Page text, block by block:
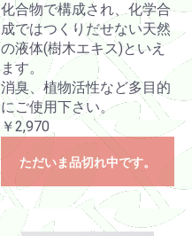
化合物で構成され、化学合
成ではつくりだせない天然
の液体(樹木エキス)といえ
ます。
消臭、植物活性など多目的
にご使用下さい。
￥2,970
ただいま品切れ中です。